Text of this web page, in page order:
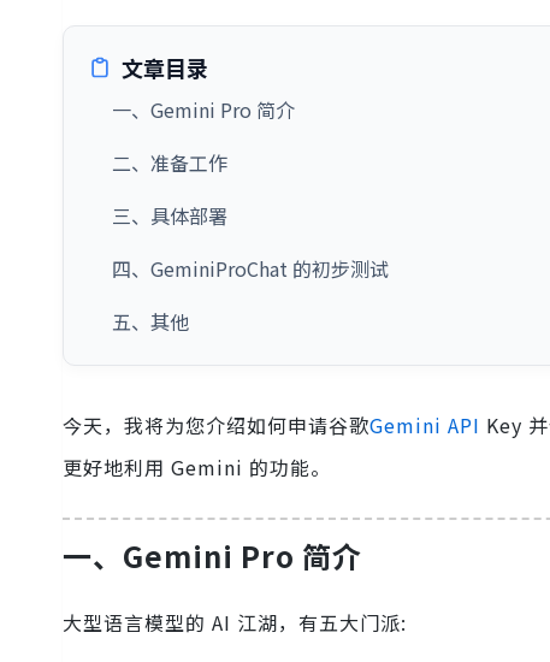
文章目录
一、Gemini Pro 简介
二、准备工作
三、具体部署
四、GeminiProChat 的初步测试
五、其他
今天，我将为您介绍如何申请谷歌Gemini API Key
更好地利用 Gemini 的功能。
一、Gemini Pro 简介
大型语言模型的 AI 江湖，有五大门派: